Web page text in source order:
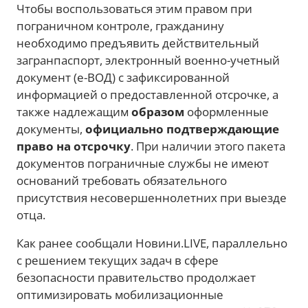
Чтобы воспользоваться этим правом при
пограничном контроле, гражданину
необходимо предъявить действительный
загранпаспорт, электронный военно-учетный
документ (е-ВОД) с зафиксированной
информацией о предоставленной отсрочке, а
также надлежащим образом оформленные
документы, официально подтверждающие
право на отсрочку. При наличии этого пакета
документов пограничные службы не имеют
оснований требовать обязательного
присутствия несовершеннолетних при выезде
отца.
Как ранее сообщали Новини.LIVE, параллельно
с решением текущих задач в сфере
безопасности правительство продолжает
оптимизировать мобилизационные